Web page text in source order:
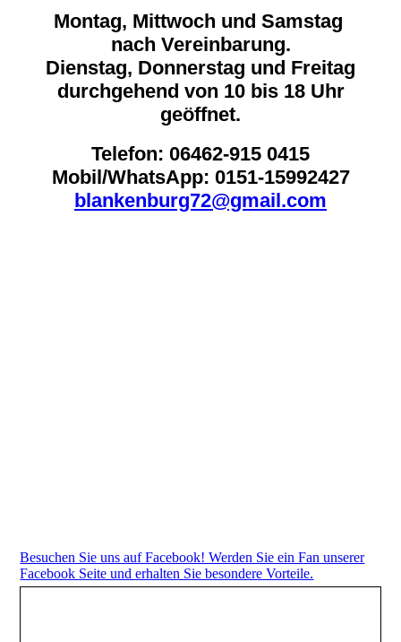
Montag, Mittwoch und Samstag
nach Vereinbarung.
Dienstag, Donnerstag und Freitag
durchgehend von 10 bis 18 Uhr
geöffnet.
Telefon: 06462-915 0415
Mobil/WhatsApp: 0151-15992427
blankenburg72@gmail.com
Besuchen Sie uns auf Facebook! Werden Sie ein Fan unserer
Facebook Seite und erhalten Sie besondere Vorteile.